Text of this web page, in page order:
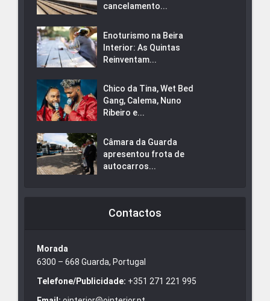
cancelamento...
Enoturismo na Beira
Interior: As Quintas
Reinventam...
Chico da Tina, Wet Bed
Gang, Calema, Nuno
Ribeiro e...
Câmara da Guarda
apresentou frota de
autocarros...
Contactos
Morada
6300 – 668 Guarda, Portugal
Telefone/Publicidade: +351 271 221 995